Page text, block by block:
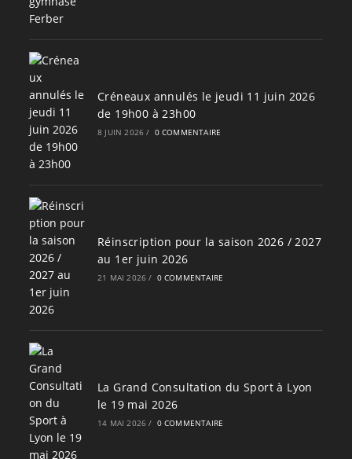
Créneaux annulés le jeudi 11 juin 2026
de 19h00 à 23h00
8 JUIN 2026 / 0 COMMENTAIRE
Réinscription pour la saison 2026 / 2027
au 1er juin 2026
21 MAI 2026 / 0 COMMENTAIRE
La Grand Consultation du Sport à Lyon
le 19 mai 2026
14 MAI 2026 / 0 COMMENTAIRE